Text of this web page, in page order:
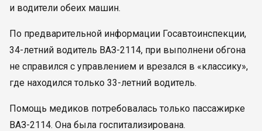
и водители обеих машин.
По предварительной информации Госавтоинспекции,
34-летний водитель ВАЗ-2114, при выполнени обгона
не справился с управлением и врезался в «классику»,
где находился только 33-летний водитель.
Помощь медиков потребовалась только пассажирке
ВАЗ-2114. Она была госпитализирована.